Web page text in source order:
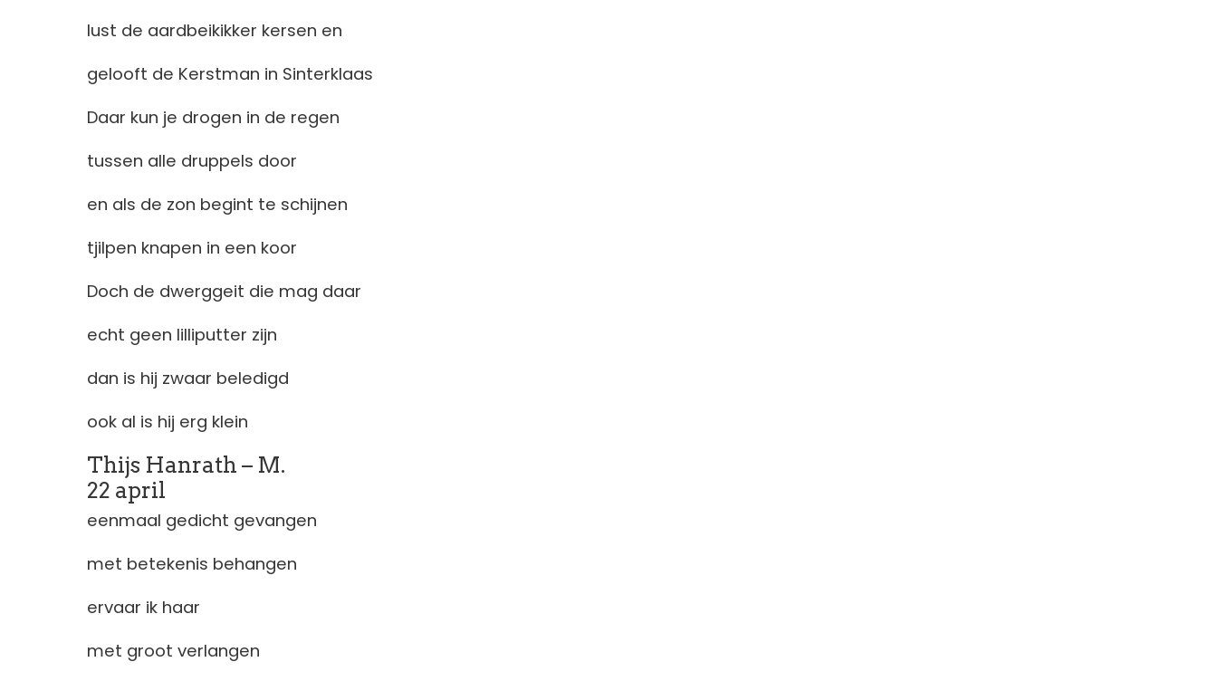
lust de aardbeikikker kersen en
gelooft de Kerstman in Sinterklaas
Daar kun je drogen in de regen
tussen alle druppels door
en als de zon begint te schijnen
tjilpen knapen in een koor
Doch de dwerggeit die mag daar
echt geen lilliputter zijn
dan is hij zwaar beledigd
ook al is hij erg klein
Thijs Hanrath – M.
22 april
eenmaal gedicht gevangen
met betekenis behangen
ervaar ik haar
met groot verlangen